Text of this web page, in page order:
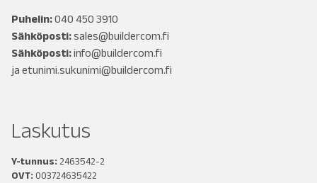
Puhelin:040 450 3910
Sähköposti:sales@buildercom.fi
Sähköposti:info@buildercom.fi
ja etunimi.sukunimi@buildercom.fi
Laskutus
Y-tunnus: 2463542-2
OVT: 003724635422